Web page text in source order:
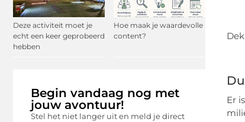
Deze activiteit moet je
echt een keer geprobeerd
hebben
Hoe maak je waardevolle
content?
Begin vandaag nog met
jouw avontuur!
Stel het niet langer uit en meld je direct
Er